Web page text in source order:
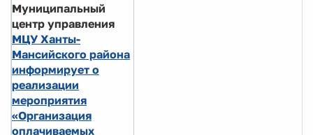
Муниципальный
центр управления
МЦУ Ханты-
Мансийского района
информирует о
реализации
мероприятия
«Организация
оплачиваемых